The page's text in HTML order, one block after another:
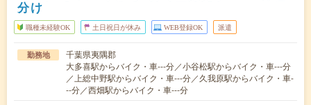
分け
職種未経験OK 土日祝日が休み WEB登録OK 派遣
勤務地
千葉県夷隅郡
大多喜駅からバイク・車---分／小谷松駅からバイク・車---分
／上総中野駅からバイク・車---分／久我原駅からバイク・車-
--分／西畑駅からバイク・車---分